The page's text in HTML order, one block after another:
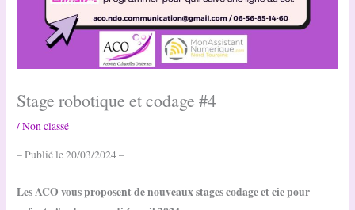
Stage robotique et codage #4
/Non classé
– Publié le 20/03/2024 –
Les ACO vous proposent de nouveaux stages codage et cie pour